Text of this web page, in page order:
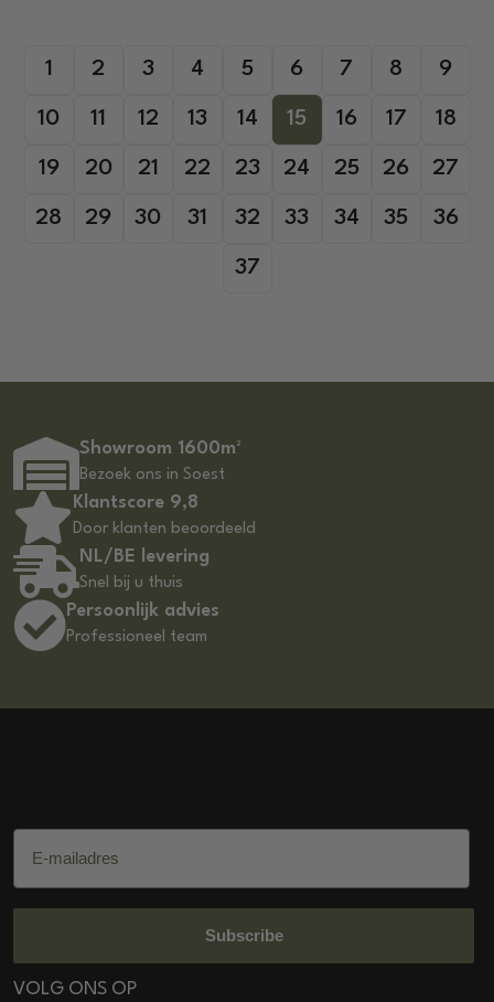
1 2 3 4 5 6 7 8 9
10 11 12 13 14 15 16 17 18
19 20 21 22 23 24 25 26 27
28 29 30 31 32 33 34 35 36
37
Showroom 1600m²
Bezoek ons in Soest
Klantscore 9,8
Door klanten beoordeeld
NL/BE levering
Snel bij u thuis
Persoonlijk advies
Professioneel team
E-mailadres
Subscribe
VOLG ONS OP